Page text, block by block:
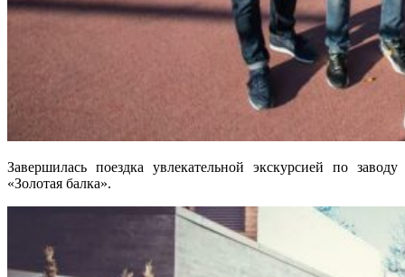
Завершилась поездка увлекательной экскурсией по заводу
«Золотая балка».